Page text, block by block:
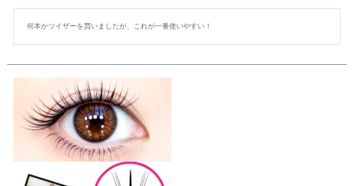
何本かツイザーを買いましたが、これが一番使いやすい！